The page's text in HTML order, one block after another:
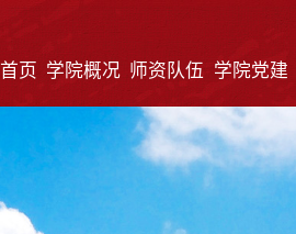
首页 学院概况 师资队伍 学院党建